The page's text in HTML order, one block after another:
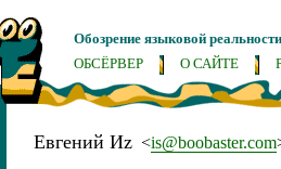
Обозрение языковой реальности
ОБСЁРВЕР
О САЙТЕ
Евгений Иz <is@boobaster.com